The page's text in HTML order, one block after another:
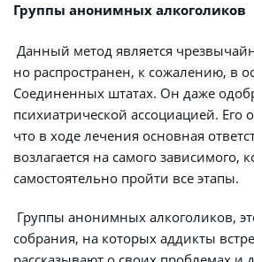
Группы анонимных алкоголиков
но распространен, к сожалению, в
Соединенных штатах. Он даже
психиатрической ассоциацией. Его
что в ходе лечения основная
возлагается на самого зависимого,
самостоятельно пройти все этапы.
собрания, на которых аддикты